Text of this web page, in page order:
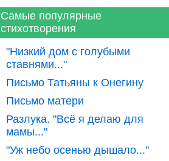
Самые популярные
стихотворения
"Низкий дом с голубыми
ставнями..."
Письмо Татьяны к Онегину
Письмо матери
Разлука. "Всё я делаю для
мамы..."
"Уж небо осенью дышало..."